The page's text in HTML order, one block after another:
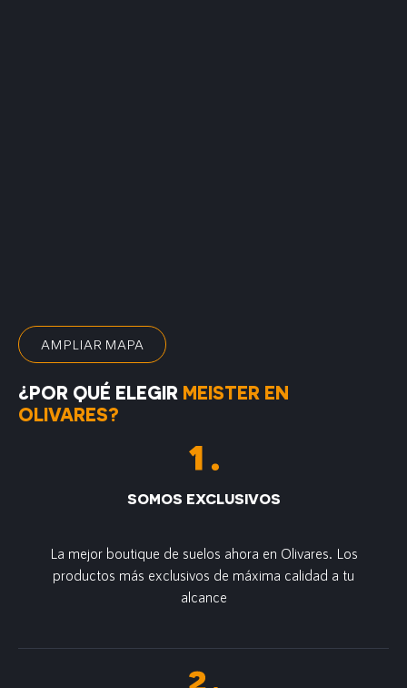
AMPLIAR MAPA
¿POR QUÉ ELEGIR MEISTER EN
OLIVARES?
SOMOS EXCLUSIVOS
La mejor boutique de suelos ahora en Olivares. Los
productos más exclusivos de máxima calidad a tu
alcance